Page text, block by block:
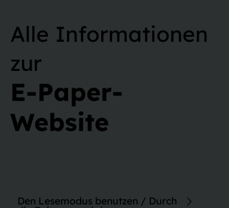
Alle Informationen
zur
E-Paper-
Website
Den Lesemodus benutzen / Durch